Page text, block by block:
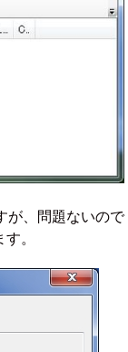
が、問題ないので
。